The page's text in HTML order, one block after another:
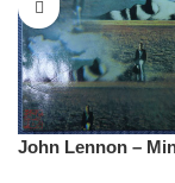
John Lennon –